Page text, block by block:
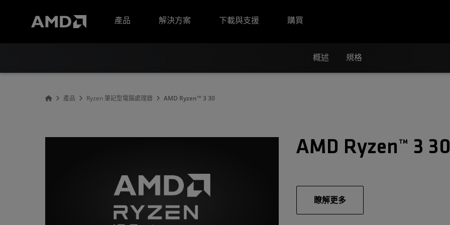
產品
解決方案 下載與支援 購買
概述 規格
產品 Ryzen 筆記型電腦處理器 AMD Ryzen™ 3 30
AMD Ryzen™ 3
瞭解更多